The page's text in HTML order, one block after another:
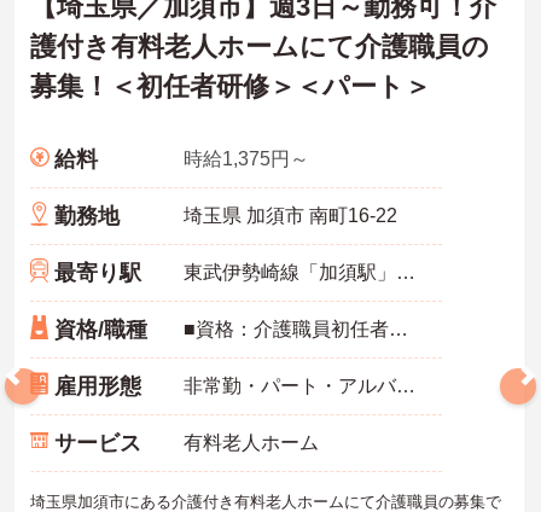
【自分らしいスタイルを大切にしながら、無理のないペースで働け
ます】
・清潔感と節度があれば髪色やネイルなどの制限がないため、ご自
きる環境で、心身のゆとりを維持できます。
【手厚い資格取得支援や継続雇用制度で、将来の安心感が得られま
す】
・勤務時間内で受講可能な資格取得サポートが整備されているた
め、働きながら着実に認知症ケアの専門性を磨けます。
り、一つの職場で安定して長く活躍し続けることが可能です。
【埼玉県／加須市】週3日～勤務可！介
護付き有料老人ホームにて介護職員の
募集！＜初任者研修＞＜パート＞
給料 時給1,375円～
勤務地 埼玉県 加須市 南町16-22
最寄り駅 東武伊勢崎線「加須駅」徒歩18分
資格/職種 ■資格：介護職員初任者研修必須 ■経験1年以上必須
雇用形態 非常勤・パート・アルバイト
サービス 有料老人ホーム
埼玉県加須市にある介護付き有料老人ホームにて介護職員の募集で